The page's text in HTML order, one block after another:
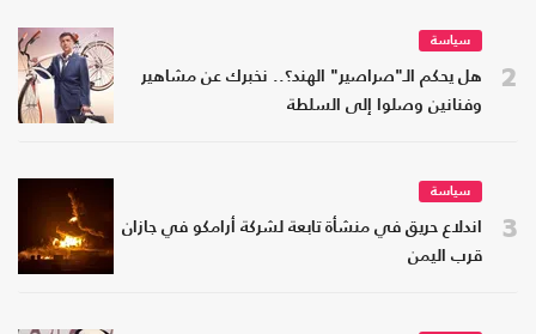
2
سياسة
هل يحكم الـ"صراصير" الهند؟.. نخبرك عن مشاهير
وفنانين وصلوا إلى السلطة
3
سياسة
اندلاع حريق في منشأة تابعة لشركة أرامكو في جازان
قرب اليمن